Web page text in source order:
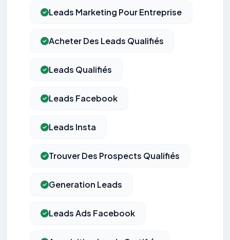
Leads Marketing Pour Entreprise
Acheter Des Leads Qualifiés
Leads Qualifiés
Leads Facebook
Leads Insta
Trouver Des Prospects Qualifiés
Generation Leads
Leads Ads Facebook